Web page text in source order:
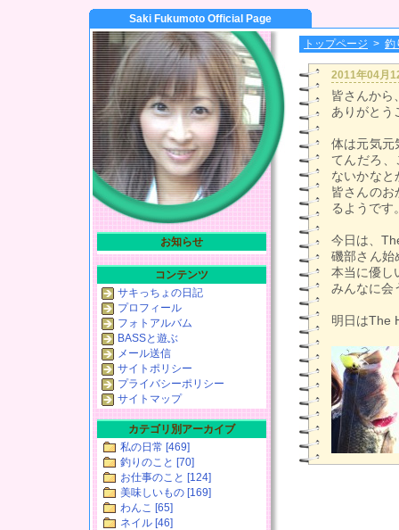
Saki Fukumoto Official Page
トップページ > 釣
2011年04月
皆さんから
ありがとう
体は元気元
てんだろ
ないかなと
皆さんのお
るようです
今日は、
磯部さん始
本当に優し
みんなに会
明日はThe
お知らせ
コンテンツ
サキっちょの日記
プロフィール
フォトアルバム
BASSと遊ぶ
メール送信
サイトポリシー
プライバシーポリシー
サイトマップ
カテゴリ別アーカイブ
私の日常 [469]
釣りのこと [70]
お仕事のこと [124]
美味しいもの [169]
わんこ [65]
ネイル [46]